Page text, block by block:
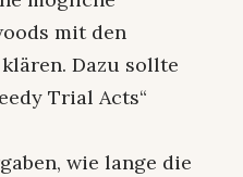
mit den
Dazu sollte
Trial Acts“
wie lange die